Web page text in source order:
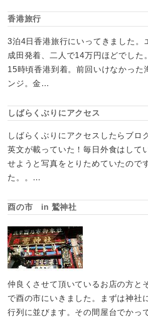
香港旅行
3泊4日香港旅行にいってきました。
成田発着、二人で14万円ほどでし
15時頃香港到着。前回いけなかった
ンジ。金…
しばらくぶりにアクセス
しばらくぶりにアクセスしたらブロ
英文が載っていた！毎日外食はして
せようと写真をとりためていたので
た。。…
酉の市 in 鷲神社
仲良くさせて頂いているお店の方と
で酉の市にいきました。まずは神社
行列に並びます。その間屋台でかっ